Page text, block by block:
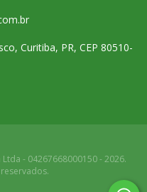
Curitiba, PR, CEP 80510-
- 04267668000150 - 2026.